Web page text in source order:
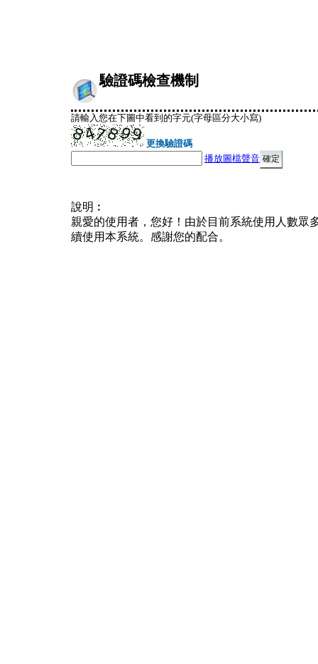
驗證碼檢查機制
請輸入您在下圖中看到的字元(字母區分大小寫)
更換驗證碼
播放圖檔聲音
說明︰
親愛的使用者，您好！由於目前系統使用人數眾
續使用本系統。感謝您的配合。